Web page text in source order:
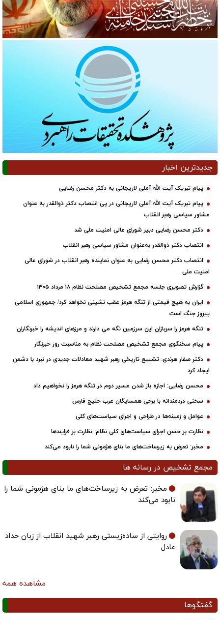
جدیدترین اخبار
پیام تبریک آیت الله آملی لاریجانی به دکتر محسن رضایی
پیام تبریک آیت الله آملی لاریجانی در پی انتصاب دکتر ذوالقدر به عنوان
مشاور سیاسی رهبر انقلاب
دکتر محسن رضایی دبیر شورای عالی امنیت ملی شد
انتصاب دکتر ذوالقدر به‌عنوان مشاور سیاسی رهبر انقلاب
انتصاب دکتر محسن رضایی به عنوان نماینده رهبر انقلاب در شورای عالی
امنیت ملی
گزارش تصویری جلسه مجمع تشخیص مصلحت نظام ۱۸ مرداد ۱۴۰۵
ایران به هیچ قیمتی از تنگه هرمز عقب نشینی نخواهد کرد/ جمهوری اسلامی
پیروز جنگ است
تنگه هرمز را سربازان این سرزمین نگه می دارند و مرزهای اندیشه را خبرنگاران
پیام سخنگوی مجمع تشخیص مصلحت نظام به مناسبت روز خبرنگار
دکتر صفار هرندی: تشییع تاریخی رهبر شهید معادلات جدیدی در نبرد با دشمن
ایجاد کرد
محسن رضایی: اجازه باز شدن مسیر دوم در تنگه هرمز را نخواهیم داد
سخنی دردمندانه با برخی همسایگان عرب خلیج فارس
عوامل و زمینه‌ها در طراحی و اجرای سیاست‌های کلی
نظارت بر حسن اجرای سیاست‌های کلی نظام: نظارت بر فرایندها
مخبر: تعرض به زیرساخت‌های ما بنای هژمونی شما را نابود می‌کند
مجمع تشخیص در رسانه ها
مخبر: تعرض به زیرساخت‌های ما بنای هژمونی شما را
نابود می‌کند
روایتی از ساده‌زیستی رهبر شهید انقلاب از زبان حداد
عادل
مشاهده همه
گفتگوها